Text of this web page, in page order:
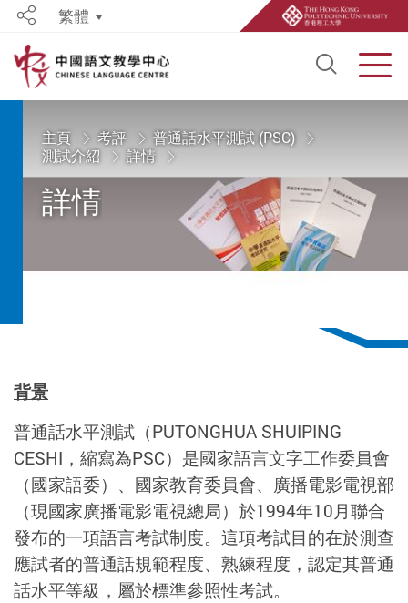
Open
Share繁體
主頁 考評
普通話水平測試 (PSC)
測試介紹
詳情
詳情
背景
普通話水平測試（PUTONGHUA SHUIPING
CESHI，縮寫為PSC）是國家語言文字工作委員會
（國家語委）、國家教育委員會、廣播電影電視部
（現國家廣播電影電視總局）於1994年10月聯合
發布的一項語言考試制度。這項考試目的在於測查
應試者的普通話規範程度、熟練程度，認定其普通
話水平等級，屬於標準參照性考試。